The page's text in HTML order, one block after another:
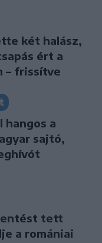
két halász,
ért a
– frissítve
hangos a
sajtó,
tett
a romániai